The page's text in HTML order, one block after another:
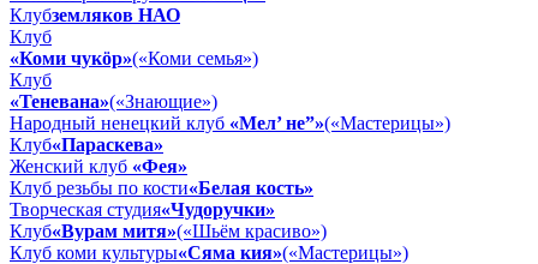
Клубземляков НАО
Клуб
«Коми чукöр»(«Коми семья»)
Клуб
«Теневана»(«Знающие»)
Народный ненецкий клуб «Мел’ не”»(«Мастерицы»)
Клуб«Параскева»
Женский клуб «Фея»
Клуб резьбы по кости«Белая кость»
Творческая студия«Чудоручки»
Клуб«Вурам митя»(«Шьём красиво»)
Клуб коми культуры«Сяма кия»(«Мастерицы»)